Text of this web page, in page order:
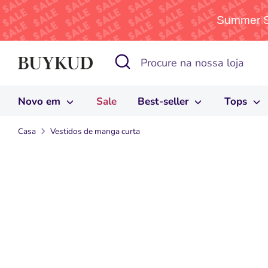
Summer
para
conteúdo
Procurar
Procure
loja
Novo em Sale Best-seller Tops
Casa Vestidos de manga curta